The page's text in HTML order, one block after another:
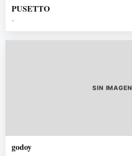
PUSETTO
-
SIN IMAGEN
godoy